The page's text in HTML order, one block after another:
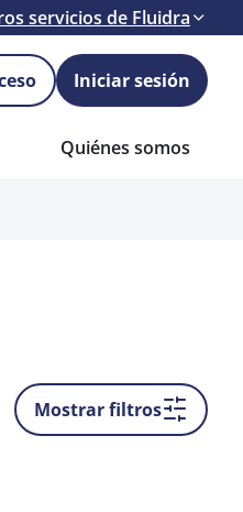
servicios de Fluidra
Iniciar sesión
Quiénes somos
Mostrar filtros